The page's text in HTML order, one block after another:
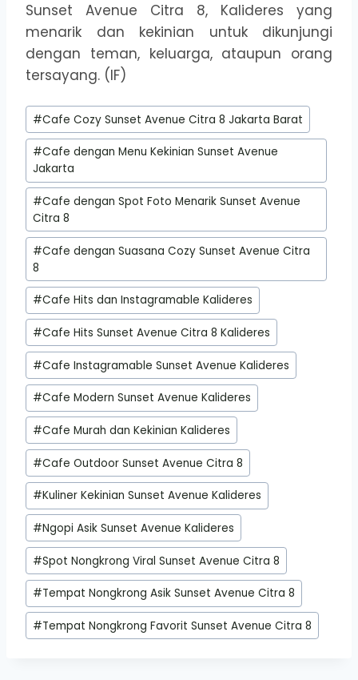
Sunset Avenue Citra 8, Kalideres yang
menarik dan kekinian untuk dikunjungi
dengan teman, keluarga, ataupun orang
tersayang. (IF)
Post
Tags:
#Cafe Cozy Sunset Avenue Citra 8 Jakarta Barat
#Cafe dengan Menu Kekinian Sunset Avenue
Jakarta
#Cafe dengan Spot Foto Menarik Sunset Avenue
Citra 8
#Cafe dengan Suasana Cozy Sunset Avenue Citra
8
#Cafe Hits dan Instagramable Kalideres
#Cafe Hits Sunset Avenue Citra 8 Kalideres
#Cafe Instagramable Sunset Avenue Kalideres
#Cafe Modern Sunset Avenue Kalideres
#Cafe Murah dan Kekinian Kalideres
#Cafe Outdoor Sunset Avenue Citra 8
#Kuliner Kekinian Sunset Avenue Kalideres
#Ngopi Asik Sunset Avenue Kalideres
#Spot Nongkrong Viral Sunset Avenue Citra 8
#Tempat Nongkrong Asik Sunset Avenue Citra 8
#Tempat Nongkrong Favorit Sunset Avenue Citra 8